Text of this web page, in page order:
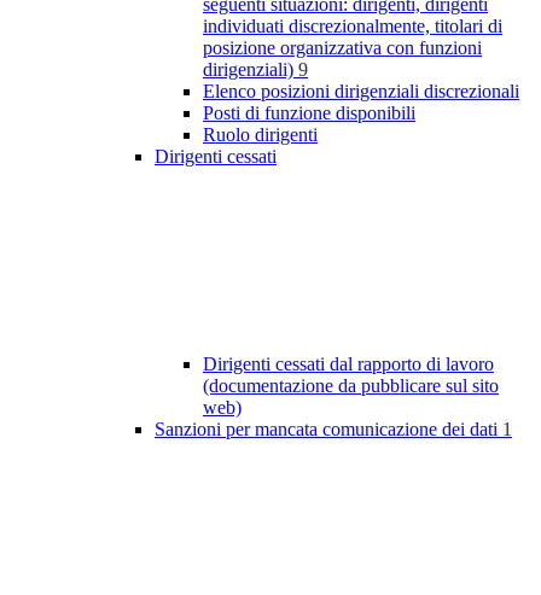
seguenti situazioni: dirigenti, dirigenti
individuati discrezionalmente, titolari di
posizione organizzativa con funzioni
dirigenziali) 9
Elenco posizioni dirigenziali discrezionali
Posti di funzione disponibili
Ruolo dirigenti
Dirigenti cessati
Dirigenti cessati dal rapporto di lavoro
(documentazione da pubblicare sul sito
web)
Sanzioni per mancata comunicazione dei dati 1